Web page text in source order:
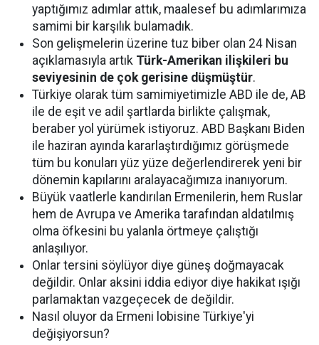
yaptığımız adımlar attık, maalesef bu adımlarımıza
samimi bir karşılık bulamadık.
Son gelişmelerin üzerine tuz biber olan 24 Nisan
açıklamasıyla artık Türk-Amerikan ilişkileri bu
seviyesinin de çok gerisine düşmüştür.
Türkiye olarak tüm samimiyetimizle ABD ile de, AB
ile de eşit ve adil şartlarda birlikte çalışmak,
beraber yol yürümek istiyoruz. ABD Başkanı Biden
ile haziran ayında kararlaştırdığımız görüşmede
tüm bu konuları yüz yüze değerlendirerek yeni bir
dönemin kapılarını aralayacağımıza inanıyorum.
Büyük vaatlerle kandırılan Ermenilerin, hem Ruslar
hem de Avrupa ve Amerika tarafından aldatılmış
olma öfkesini bu yalanla örtmeye çalıştığı
anlaşılıyor.
Onlar tersini söylüyor diye güneş doğmayacak
değildir. Onlar aksini iddia ediyor diye hakikat ışığı
parlamaktan vazgeçecek de değildir.
Nasıl oluyor da Ermeni lobisine Türkiye'yi
değişiyorsun?